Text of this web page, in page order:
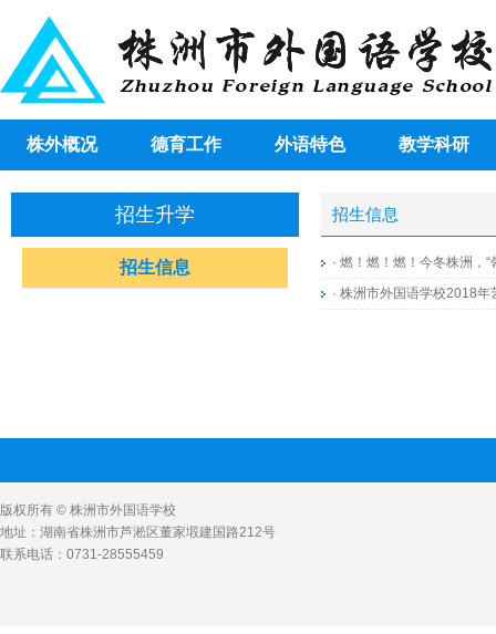
株外概况 德育工作 外语特色 教学科研
招生升学
招生信息
招生信息
· 燃！燃！燃！今冬株洲，“
· 株洲市外国语学校2018年
版权所有 © 株洲市外国语学校
地址：湖南省株洲市芦淞区董家塅建国路212号
联系电话：0731-28555459